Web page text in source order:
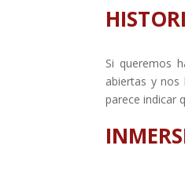
Si queremos
abiertas y nos
parece indicar